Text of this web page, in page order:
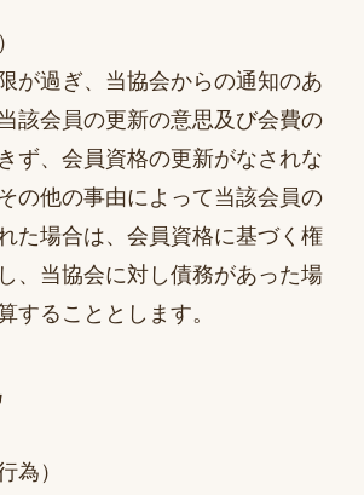
が過ぎ、当協会からの通知のあ
該会員の更新の意思及び会費の
ず、会員資格の更新がなされな
の他の事由によって当該会員の
た場合は、会員資格に基づく権
、当協会に対し債務があった場
することとします。
為）